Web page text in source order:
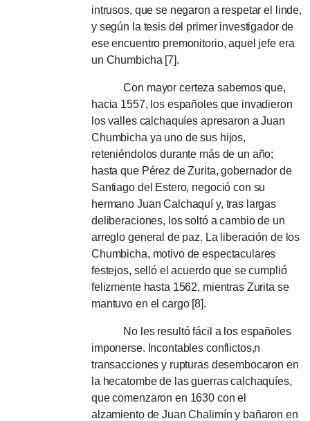
intrusos, que se negaron a respetar el linde,
y según la tesis del primer investigador de
ese encuentro premonitorio, aquel jefe era
un Chumbicha [7].
Con mayor certeza sabemos que,
hacia 1557, los españoles que invadieron
los valles calchaquíes apresaron a Juan
Chumbicha ya uno de sus hijos,
reteniéndolos durante más de un año;
hasta que Pérez de Zurita, gobernador de
Santiago del Estero, negoció con su
hermano Juan Calchaquí y, tras largas
deliberaciones, los soltó a cambio de un
arreglo general de paz. La liberación de los
Chumbicha, motivo de espectaculares
festejos, selló el acuerdo que se cumplió
felizmente hasta 1562, mientras Zurita se
mantuvo en el cargo [8].
No les resultó fácil a los españoles
imponerse. Incontables conflictos,n
transacciones y rupturas desembocaron en
la hecatombe de las guerras calchaquíes,
que comenzaron en 1630 con el
alzamiento de Juan Chalimín y bañaron en